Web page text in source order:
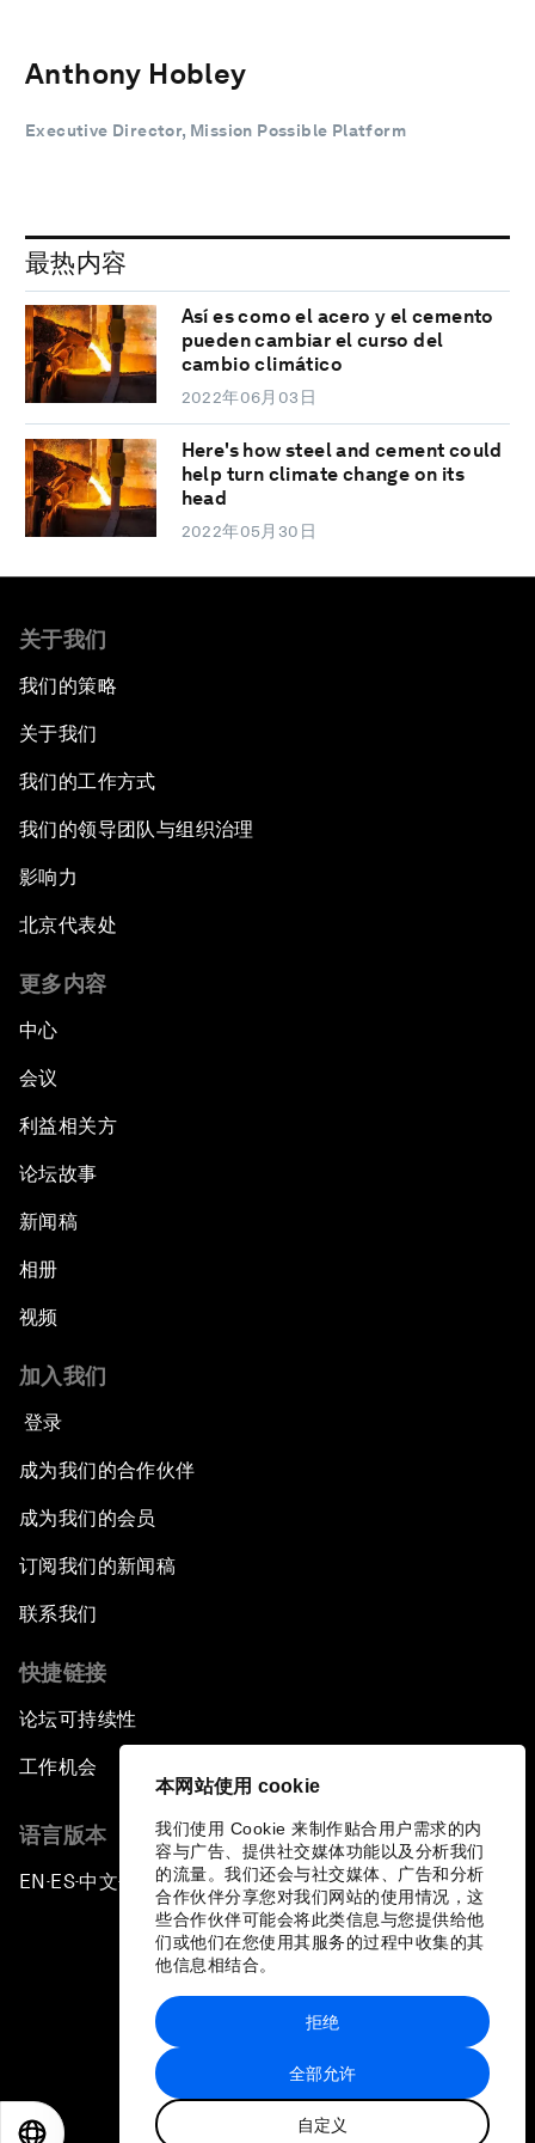
本网站使用 cookie
我们使用 Cookie 来制作贴合用户需求的内
容与广告、提供社交媒体功能以及分析我们
的流量。我们还会与社交媒体、广告和分析
合作伙伴分享您对我们网站的使用情况，这
些合作伙伴可能会将此类信息与您提供给他
们或他们在您使用其服务的过程中收集的其
他信息相结合。
全部允许
自定义
拒绝
Anthony Hobley
Executive Director, Mission Possible Platform
最热内容
Así es como el acero y el cemento
pueden cambiar el curso del
cambio climático
2022年06月03日
Here's how steel and cement could
help turn climate change on its
head
2022年05月30日
关于我们
我们的策略
关于我们
我们的工作方式
我们的领导团队与组织治理
影响力
北京代表处
更多内容
中心
会议
利益相关方
论坛故事
新闻稿
相册
视频
加入我们
登录
成为我们的合作伙伴
成为我们的会员
订阅我们的新闻稿
联系我们
快捷链接
论坛可持续性
工作机会
语言版本
EN ▪ ES▪中文▪ 日本語
站点地图
世界经济论坛